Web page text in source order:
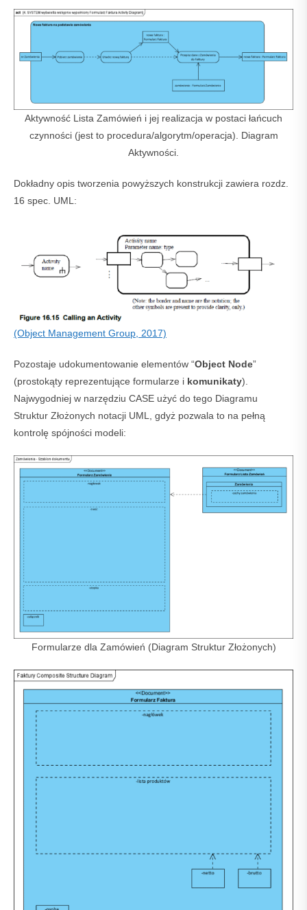
Aktywność Lista Zamówień i jej realizacja w postaci łańcuch
czynności (jest to procedura/algorytm/operacja). Diagram
Aktywności.
Dokładny opis tworzenia powyższych konstrukcji zawiera rozdz.
16 spec. UML:
(Object Management Group, 2017)
Pozostaje udokumentowanie elementów “Object Node”
(prostokąty reprezentujące formularze i komunikaty).
Najwygodniej w narzędziu CASE użyć do tego Diagramu
Struktur Złożonych notacji UML, gdyż pozwala to na pełną
kontrolę spójności modeli:
Formularze dla Zamówień (Diagram Struktur Złożonych)